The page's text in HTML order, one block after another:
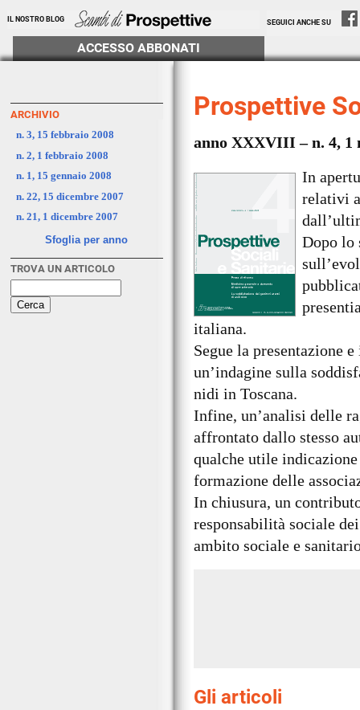
IL NOSTRO BLOG SEGUICI ANCHE SU
ACCESSO ABBONATI
Prospettive
anno XXXVIII – n. 4, 1
In
relativi
Dopo lo
italiana.
Segue la presentazione
un’indagine sulla
nidi in Toscana.
Infine, un’analisi delle
affrontato dallo stesso
qualche utile
formazione delle
In chiusura, un
responsabilità sociale
ambito sociale e
Gli articoli
ARCHIVIO
n. 3, 15 febbraio 2008
n. 2, 1 febbraio 2008
n. 1, 15 gennaio 2008
n. 22, 15 dicembre 2007
n. 21, 1 dicembre 2007
Sfoglia per anno
TROVA UN ARTICOLO